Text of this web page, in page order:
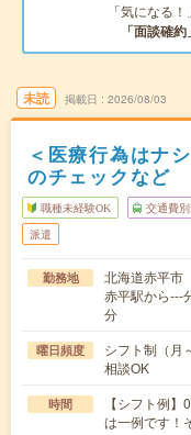
「気になる
「面談確約
未読 掲載日 2026/08/03
＜医療行為はナ
のチェックなど
職種未経験OK 交通費
派遣
勤務地
北海道赤平市
赤平駅から---
分
曜日頻度
シフト制（月
相談OK
時間
【シフト例
は一例です！